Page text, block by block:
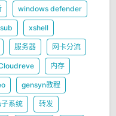
windows defender
sub xshell
服务器 网卡分流
内存
gensyn教程
系统 转发